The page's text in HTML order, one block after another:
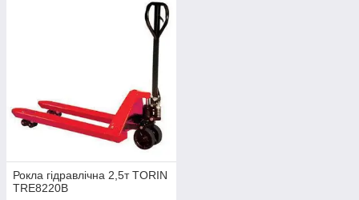
Рокла гідравлічна 2,5т TORIN
TRE8220B